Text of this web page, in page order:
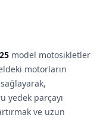
model motosikletler
motorların
yedek parçayı
ve uzun